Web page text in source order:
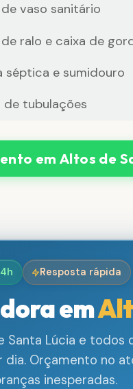
vaso sanitário
ralo e caixa de
séptica e sumidouro
tubulações
em Altos de
Resposta rápida
em
Santa Lúcia e todos
dia. Orçamento no
inesperadas.